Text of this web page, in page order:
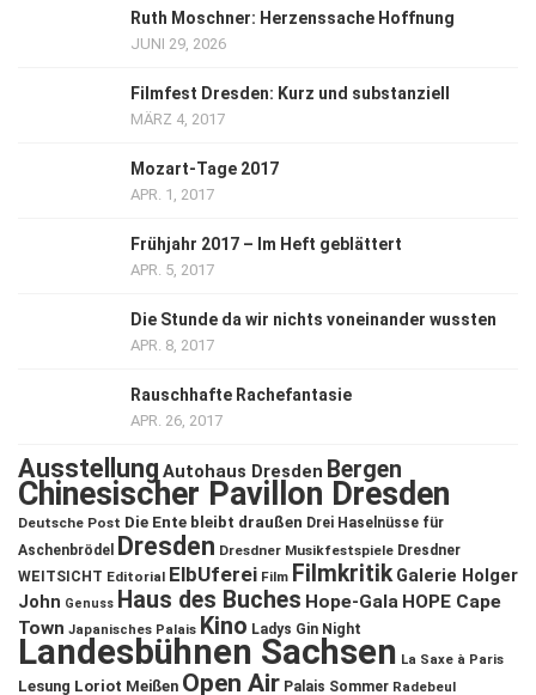
Ruth Moschner: Herzenssache Hoffnung
JUNI 29, 2026
Filmfest Dresden: Kurz und substanziell
MÄRZ 4, 2017
Mozart-Tage 2017
APR. 1, 2017
Frühjahr 2017 – Im Heft geblättert
APR. 5, 2017
Die Stunde da wir nichts voneinander wussten
APR. 8, 2017
Rauschhafte Rachefantasie
APR. 26, 2017
Ausstellung Autohaus Dresden Bergen
Chinesischer Pavillon Dresden
Deutsche Post Die Ente bleibt draußen Drei Haselnüsse für
Aschenbrödel
Dresden Dresdner Musikfestspiele Dresdner
WEITSICHT Editorial ElbUferei Film Filmkritik Galerie Holger
John Genuss Haus des Buches Hope-Gala HOPE Cape
Town Japanisches Palais Kino Ladys Gin Night
Landesbühnen Sachsen La Saxe à Paris
Lesung Loriot Meißen Open Air Palais Sommer Radebeul